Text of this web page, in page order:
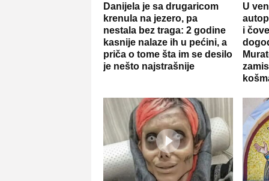
Danijela je sa drugaricom
krenula na jezero, pa
nestala bez traga: 2 godine
kasnije nalaze ih u pećini, a
priča o tome šta im se desilo
je nešto najstrašnije
U
i